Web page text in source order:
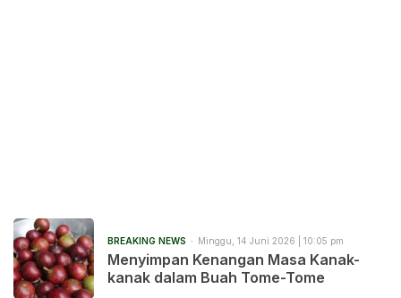
BREAKING NEWS Minggu, 14 Juni 2026 | 10:05 pm
Menyimpan Kenangan Masa Kanak-
kanak dalam Buah Tome-Tome